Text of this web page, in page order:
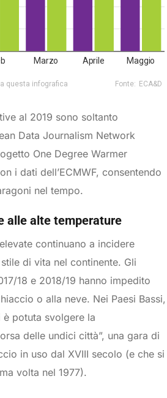
al 2019 sono soltanto
Data Journalism Network
One Degree Warmer
i dati dell’ECMWF, consentendo
nel tempo.
alle alte temperature
continuano a incidere
di vita nel continente. Gli
18 e 2018/19 hanno impedito
o alla neve. Nei Paesi Bassi,
potuta svolgere la
delle undici città”, una gara di
in uso dal XVIII secolo (e che si
volta nel 1977).